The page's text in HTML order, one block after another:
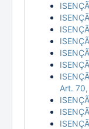
Art.